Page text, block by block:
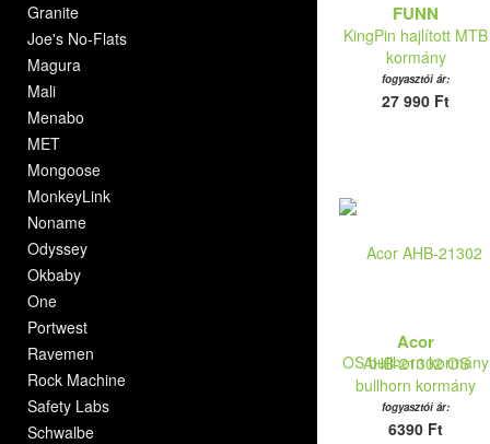
Granite
Joe's No-Flats
Magura
Mali
Menabo
MET
Mongoose
MonkeyLink
Noname
Odyssey
Okbaby
One
Portwest
Ravemen
Rock Machine
Safety Labs
Schwalbe
FUNN
KingPin hajlított MTB
kormány
fogyasztói ár:
27 990 Ft
Acor
AHB-21302 OS
bullhorn kormány
fogyasztói ár:
6390 Ft